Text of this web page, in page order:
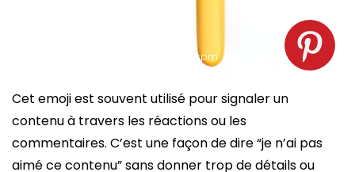
Emoji index vers le bas. Source : spm
Cet emoji est souvent utilisé pour signaler un
contenu à travers les réactions ou les
commentaires. C’est une façon de dire “je n’ai pas
aimé ce contenu” sans donner trop de détails ou